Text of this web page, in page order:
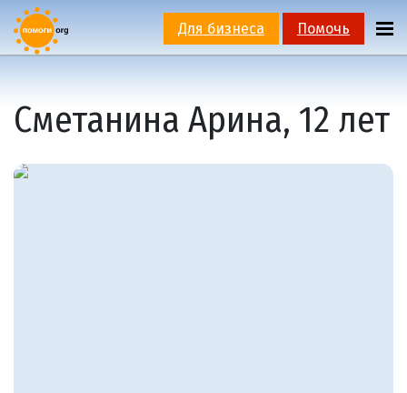
Для бизнеса Помочь
Сметанина Арина, 12 лет